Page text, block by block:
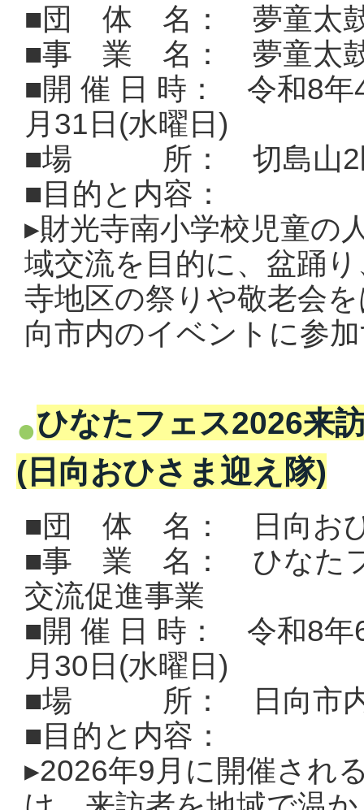
■団 体 名： 夢童太
■事 業 名： 夢童太鼓
■開 催 日 時： 令和8年
月31日(水曜日)
■場 所： 切島山2区
■目的と内容：
▸財光寺南小学校児童の
域交流を目的に、盆踊
寺地区の祭りや敬老会
向市内のイベントに参
ひなたフェス2026来
(日向おひさま迎え隊)
■団 体 名： 日向おひ
■事 業 名： ひなたフ
交流促進事業
■開 催 日 時： 令和8年
月30日(水曜日)
■場 所： 日向市
■目的と内容：
▸2026年9月に開催され